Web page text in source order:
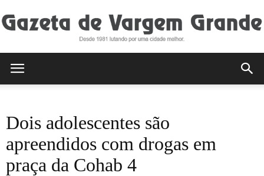
de
Dois adolescentes são
apreendidos com drogas em
praça da Cohab 4